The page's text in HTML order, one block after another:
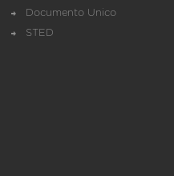
Documento Unico
STED